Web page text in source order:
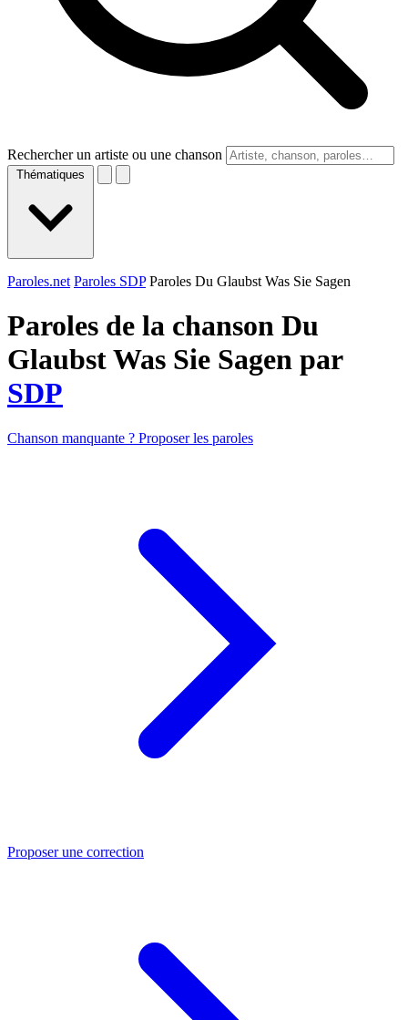
Rechercher un artiste ou une chanson
Thématiques
Paroles.net Paroles SDP Paroles Du Glaubst Was Sie Sagen
Paroles de la chanson Du
Glaubst Was Sie Sagen par
SDP
Chanson manquante ? Proposer les paroles
Proposer une correction